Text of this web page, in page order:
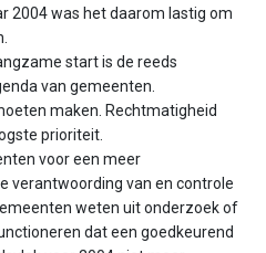
2004 was het daarom lastig om
start is de reeds
van gemeenten.
maken. Rechtmatigheid
prioriteit.
voor een meer
verantwoording van en controle
weten uit onderzoek of
dat een goedkeurend